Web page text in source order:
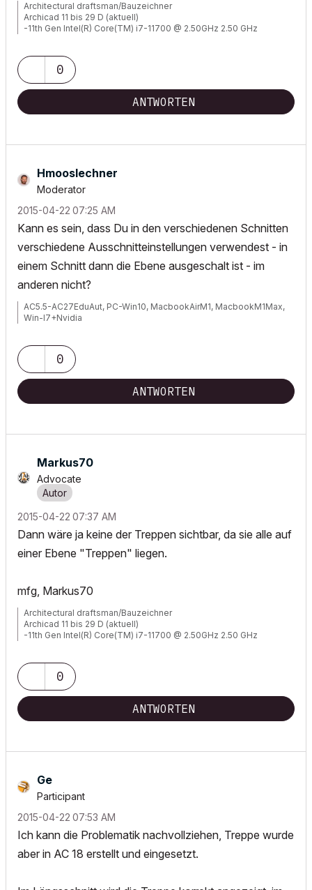
Architectural draftsman/Bauzeichner
Archicad 11 bis 29 D (aktuell)
-11th Gen Intel(R) Core(TM) i7-11700 @ 2.50GHz 2.50 GHz
-NVIDIA Quadro RTX 4000
-Canon TM 300 + Scanner
0
ANTWORTEN
Hmooslechner
Moderator
‎2015-04-22 07:25 AM
Kann es sein, dass Du in den verschiedenen Schnitten
verschiedene Ausschnitteinstellungen verwendest - in
einem Schnitt dann die Ebene ausgeschalt ist - im
anderen nicht?
AC5.5-AC27EduAut, PC-Win10, MacbookAirM1, MacbookM1Max,
Win-I7+Nvidia
0
ANTWORTEN
Markus70
Advocate
‎2015-04-22 07:37 AM
Dann wäre ja keine der Treppen sichtbar, da sie alle auf
einer Ebene "Treppen" liegen.
mfg, Markus70
Architectural draftsman/Bauzeichner
Archicad 11 bis 29 D (aktuell)
-11th Gen Intel(R) Core(TM) i7-11700 @ 2.50GHz 2.50 GHz
-NVIDIA Quadro RTX 4000
-Canon TM 300 + Scanner
0
ANTWORTEN
Ge
Participant
‎2015-04-22 07:53 AM
Ich kann die Problematik nachvollziehen, Treppe wurde
aber in AC 18 erstellt und eingesetzt.